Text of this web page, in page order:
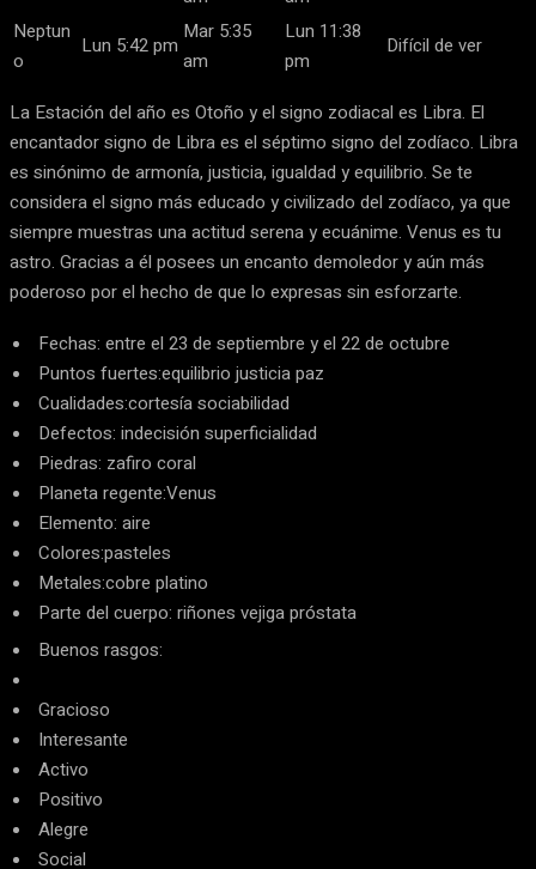
Neptun
o
Lun 5:42 pm
Mar 5:35
am
Lun 11:38
pm
Difícil de ver
La Estación del año es Otoño y el signo zodiacal es Libra. El
encantador signo de Libra es el séptimo signo del zodíaco. Libra
es sinónimo de armonía, justicia, igualdad y equilibrio. Se te
considera el signo más educado y civilizado del zodíaco, ya que
siempre muestras una actitud serena y ecuánime. Venus es tu
astro. Gracias a él posees un encanto demoledor y aún más
poderoso por el hecho de que lo expresas sin esforzarte.
Fechas: entre el 23 de septiembre y el 22 de octubre
Puntos fuertes:equilibrio justicia paz
Cualidades:cortesía sociabilidad
Defectos: indecisión superficialidad
Piedras: zafiro coral
Planeta regente:Venus
Elemento: aire
Colores:pasteles
Metales:cobre platino
Parte del cuerpo: riñones vejiga próstata
Buenos rasgos:
Gracioso
Interesante
Activo
Positivo
Alegre
Social